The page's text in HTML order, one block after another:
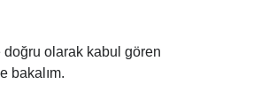
doğru olarak kabul gören
bakalım.